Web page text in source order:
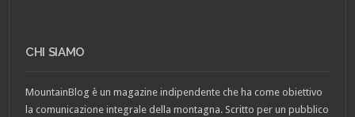
CHI SIAMO
MountainBlog è un magazine indipendente che ha come obiettivo
la comunicazione integrale della montagna. Scritto per un pubblico